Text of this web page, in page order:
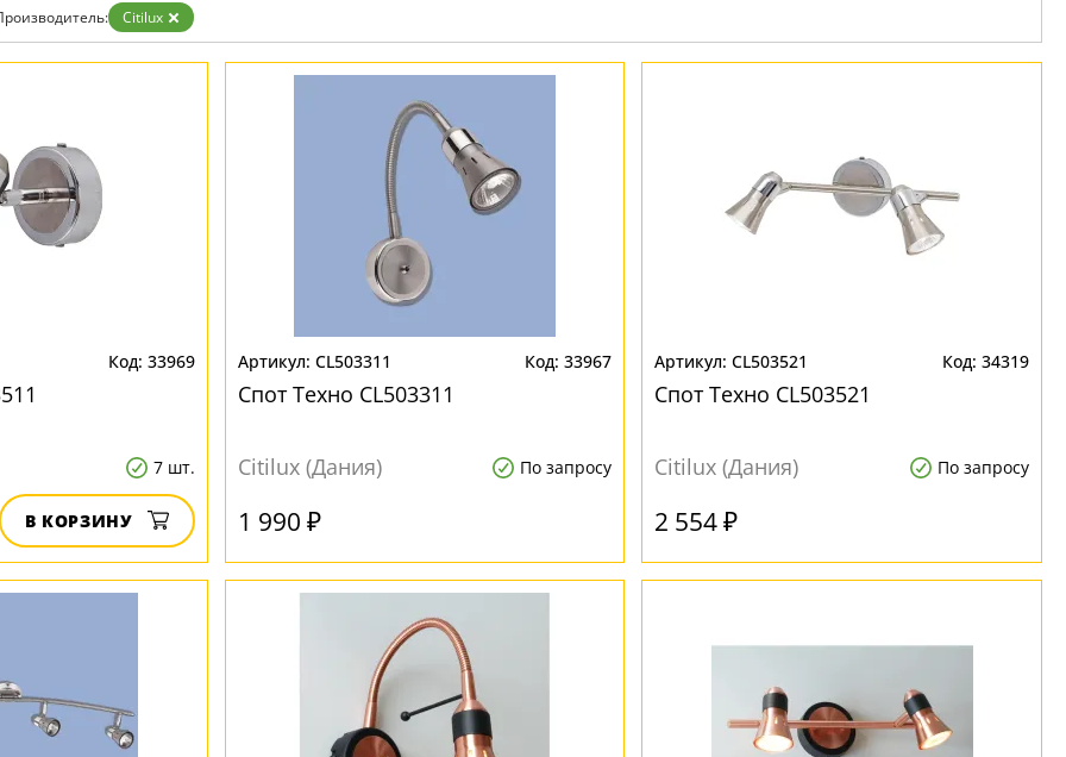
Белые
Бронза
Золото
Citilux
33969
7 шт.
В КОРЗИНУ
CL503311 33967
Спот Техно CL503311
Citilux (Дания) По запросу
1 990 ₽
CL503521 34319
Спот Техно CL503521
Citilux (Дания) По запросу
2 554 ₽